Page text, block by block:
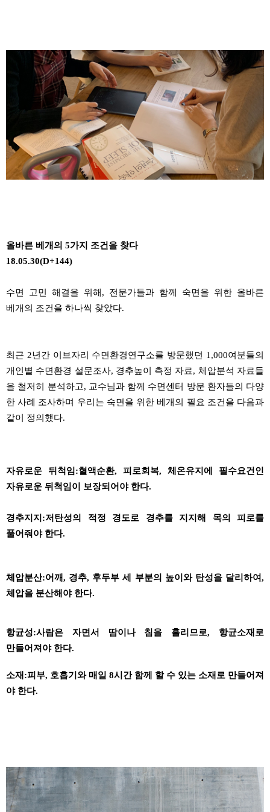
올바른 베개의 5가지 조건을 찾다
18.05.30(D+144)
수면 고민 해결을 위해 , 전문가들과 함께 숙면을 위한 올바른
베개의 조건을 하나씩 찾았다.
최근 2년간 이브자리 수면환경연구소를 방문했던 1,000여분들의
개인별 수면환경 설문조사, 경추높이 측정 자료, 체압분석 자료들
을 철저히 분석하고, 교수님과 함께 수면센터 방문 환자들의 다양
한 사례 조사하며 우리는 숙면을 위한 베개의 필요 조건을 다음과
같이 정의했다.
자유로운 뒤척임:혈액순환, 피로회복, 체온유지에 필수요건인
자유로운 뒤척임이 보장되어야 한다.
경추지지 :저탄성의 적정 경도로 경추를지지해 목의 피로를
풀어줘야 한다.
체압분산:어깨, 경추, 후두부 세 부분의 높이와 탄성을 달리하여,
체압을 분산해야 한다.
항균성:사람은 자면서 땀이나 침을 흘리므로, 항균소재로
만들어져야 한다.
소재 :피부, 호흡기와 매일 8시간 함께 할 수 있는 소재로 만들어져
야 한다.